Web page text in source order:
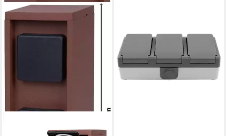
Gartensteckdose Pado, 2